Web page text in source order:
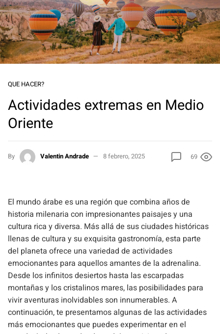
QUE HACER?
Actividades extremas en Medio
Oriente
By Valentin Andrade 8 febrero, 2025 69
El mundo árabe es una región que combina años de
historia milenaria con impresionantes paisajes y una
cultura rica y diversa. Más allá de sus ciudades históricas
llenas de cultura y su exquisita gastronomía, esta parte
del planeta ofrece una variedad de actividades
emocionantes para aquellos amantes de la adrenalina.
Desde los infinitos desiertos hasta las escarpadas
montañas y los cristalinos mares, las posibilidades para
vivir aventuras inolvidables son innumerables. A
continuación, te presentamos algunas de las actividades
más emocionantes que puedes experimentar en el